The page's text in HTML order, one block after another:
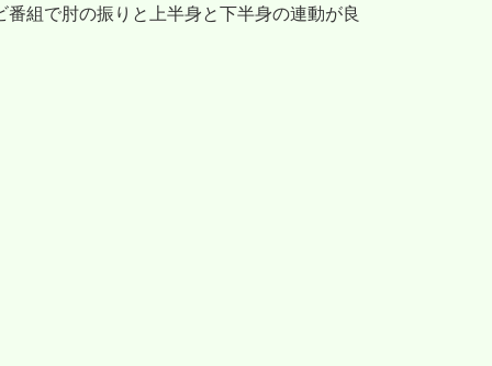
組で肘の振りと上半身と下半身の連動が良